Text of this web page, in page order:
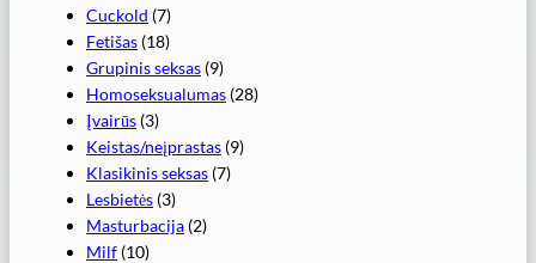
Cuckold (7)
Fetišas (18)
Grupinis seksas (9)
Homoseksualumas (28)
Įvairūs (3)
Keistas/neįprastas (9)
Klasikinis seksas (7)
Lesbietės (3)
Masturbacija (2)
Milf (10)